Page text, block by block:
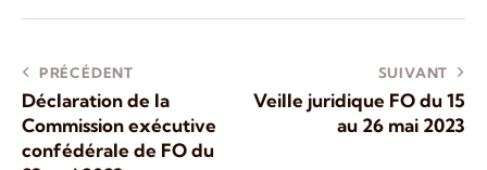
PRÉCÉDENT
Déclaration de la
Commission exécutive
confédérale de FO du
SUIVANT
Veille juridique FO du 15
au 26 mai 2023